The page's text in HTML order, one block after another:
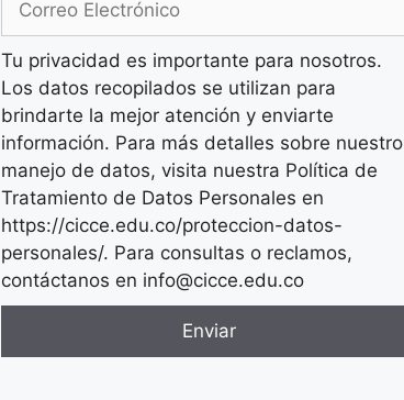
Tu privacidad es importante para nosotros.
Los datos recopilados se utilizan para
brindarte la mejor atención y enviarte
información. Para más detalles sobre nuestro
manejo de datos, visita nuestra Política de
Tratamiento de Datos Personales en
https://cicce.edu.co/proteccion-datos-
personales/. Para consultas o reclamos,
contáctanos en info@cicce.edu.co
Enviar